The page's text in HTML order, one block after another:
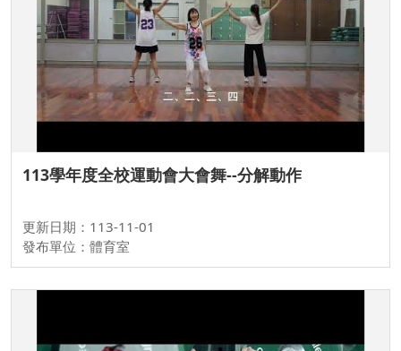
113學年度全校運動會大會舞--分解動作
更新日期：113-11-01
發布單位：體育室